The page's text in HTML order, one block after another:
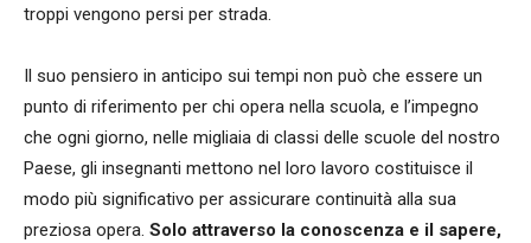
troppi vengono persi per strada.
Il suo pensiero in anticipo sui tempi non può che essere un
punto di riferimento per chi opera nella scuola, e l’impegno
che ogni giorno, nelle migliaia di classi delle scuole del nostro
Paese, gli insegnanti mettono nel loro lavoro costituisce il
modo più significativo per assicurare continuità alla sua
preziosa opera. Solo attraverso la conoscenza e il sapere,